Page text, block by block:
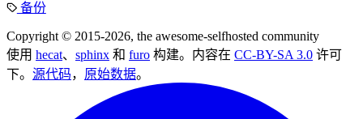
备份
Copyright © 2015-2026, the awesome-selfhosted community
使用 hecat、 sphinx 和 furo 构建。内容在 CC-BY-SA 3.0 许可
下。 源代码， 原始数据。